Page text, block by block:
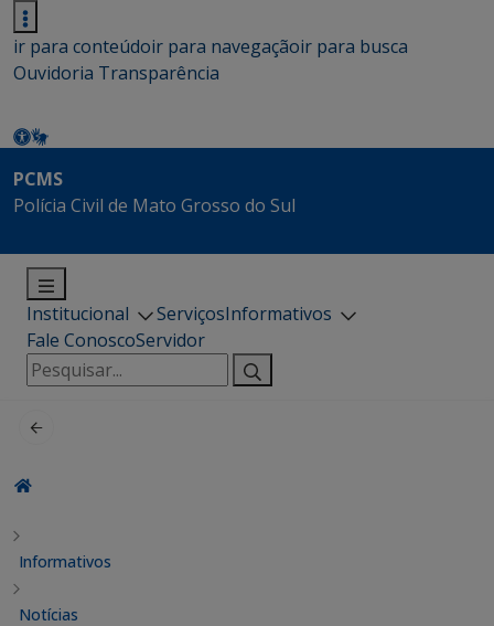
ir para conteúdoir para navegaçãoir para busca
Ouvidoria Transparência
PCMS
Polícia Civil de Mato Grosso do Sul
Institucional ServiçosInformativos
Fale ConoscoServidor
Pesquisar
por:
Informativos
Notícias